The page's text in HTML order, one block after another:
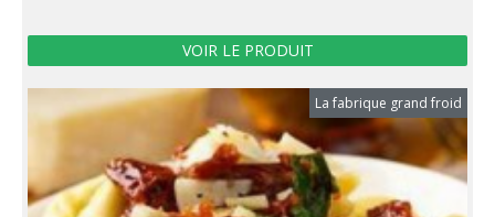
VOIR LE PRODUIT
La fabrique grand froid